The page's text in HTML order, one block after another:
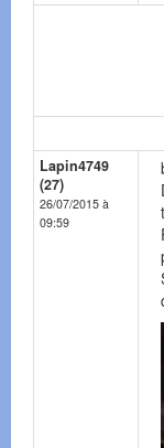
Lapin4749
(27)
26/07/2015 à
09:59